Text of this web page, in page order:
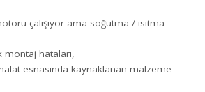
çalışıyor ama soğutma / ısıtma
montaj hataları,
esnasında kaynaklanan malzeme